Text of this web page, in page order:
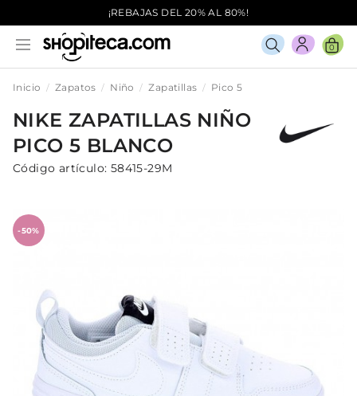
¡REBAJAS DEL 20% AL 80%!
0
Inicio Zapatos Niño Zapatillas Pico 5
NIKE ZAPATILLAS NIÑO
PICO 5 BLANCO
Código artículo: 58415-29M
-50%